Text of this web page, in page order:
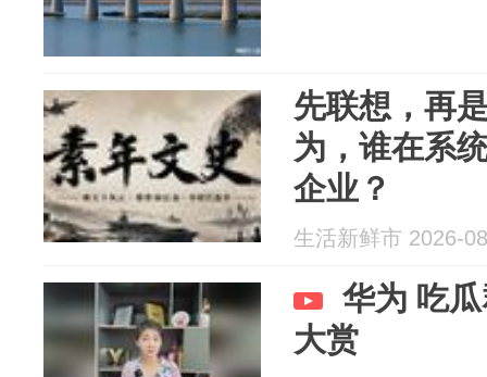
先联想，再
为，谁在系
企业？
生活新鲜市 2026-
华为 吃
大赏